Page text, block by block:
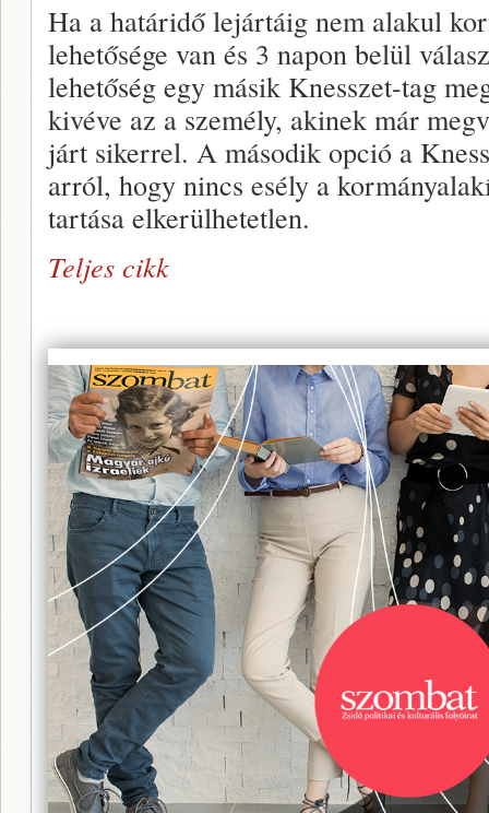
Ha a határidő lejártáig nem alakul
lehetősége van és 3 napon belül
lehetőség egy másik Knesszet-tag
kivéve az a személy, akinek már
járt sikerrel. A második opció a
arról, hogy nincs esély a
tartása elkerülhetetlen.
Teljes cikk